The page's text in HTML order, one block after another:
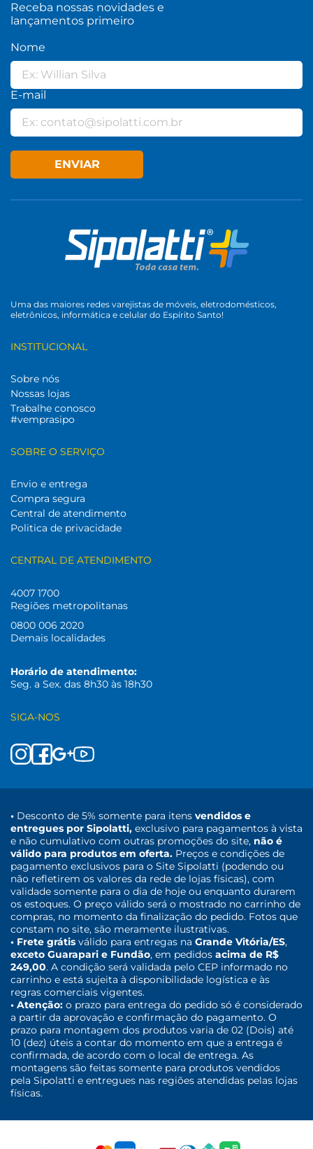
Receba nossas novidades e
lançamentos primeiro
Nome
E-mail
ENVIAR
Uma das maiores redes varejistas de móveis, eletrodomésticos,
eletrônicos, informática e celular do Espírito Santo!
INSTITUCIONAL
Sobre nós
Nossas lojas
Trabalhe conosco
#vemprasipo
SOBRE O SERVIÇO
Envio e entrega
Compra segura
Central de atendimento
Politica de privacidade
CENTRAL DE ATENDIMENTO
4007 1700
Regiões metropolitanas
0800 006 2020
Demais localidades
Horário de atendimento:
Seg. a Sex. das 8h30 às 18h30
SIGA-NOS
• Desconto de 5% somente para itens vendidos e
entregues por Sipolatti, exclusivo para pagamentos à vista
e não cumulativo com outras promoções do site, não é
válido para produtos em oferta. Preços e condições de
pagamento exclusivos para o Site Sipolatti (podendo ou
não refletirem os valores da rede de lojas físicas), com
validade somente para o dia de hoje ou enquanto durarem
os estoques. O preço válido será o mostrado no carrinho de
compras, no momento da finalização do pedido. Fotos que
constam no site, são meramente ilustrativas.
• Frete grátis válido para entregas na Grande Vitória/ES,
exceto Guarapari e Fundão, em pedidos acima de R$
249,00. A condição será validada pelo CEP informado no
carrinho e está sujeita à disponibilidade logística e às
regras comerciais vigentes.
• Atenção: o prazo para entrega do pedido só é considerado
a partir da aprovação e confirmação do pagamento. O
prazo para montagem dos produtos varia de 02 (Dois) até
10 (dez) úteis a contar do momento em que a entrega é
confirmada, de acordo com o local de entrega. As
montagens são feitas somente para produtos vendidos
pela Sipolatti e entregues nas regiões atendidas pelas lojas
físicas.